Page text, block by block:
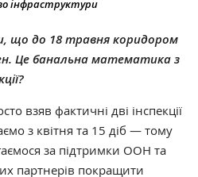
інфраструктури
що до 18 травня коридором
Це банальна математика з
взяв фактичні дві інспекції
з квітня та 15 діб — тому
за підтримки ООН та
партнерів покращити